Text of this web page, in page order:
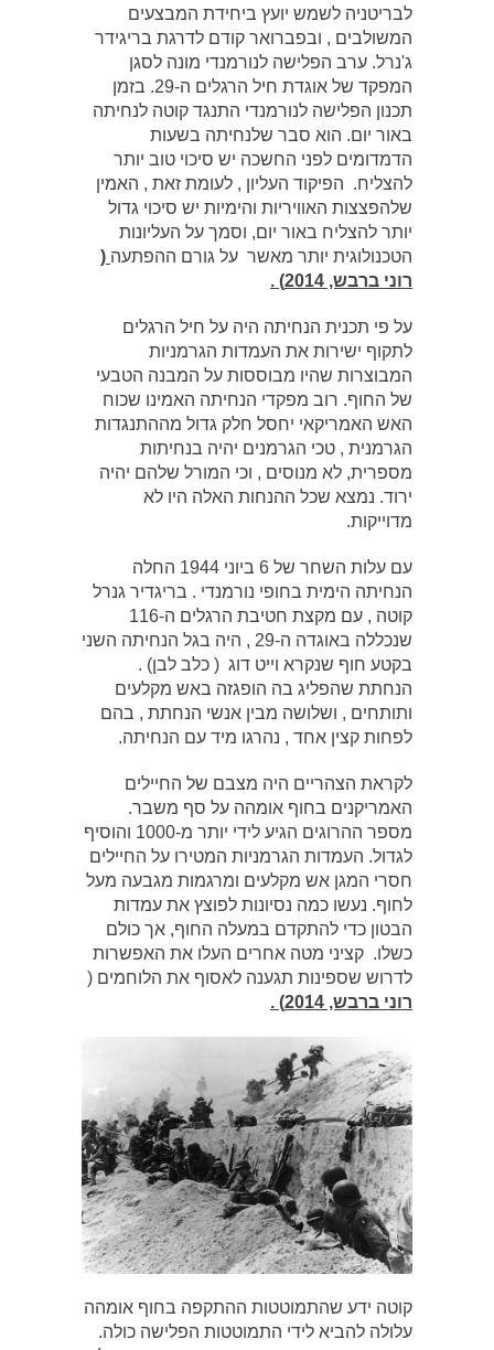
לבריטניה לשמש יועץ ביחידת המבצעים
המשולבים , ובפברואר קודם לדרגת בריגידר
ג'נרל. ערב הפלישה לנורמנדי מונה לסגן
המפקד של אוגדת חיל הרגלים ה-29. בזמן
תכנון הפלישה לנורמנדי התנגד קוטה לנחיתה
באור יום. הוא סבר שלנחיתה בשעות
הדמדומים לפני החשכה יש סיכוי טוב יותר
להצליח. הפיקוד העליון , לעומת זאת , האמין
שלהפצצות האוויריות והימיות יש סיכוי גדול
יותר להצליח באור יום, וסמך על העליונות
הטכנולוגית יותר מאשר על גורם ההפתעה (
רוני ברבש, 2014) .
על פי תכנית הנחיתה היה על חיל הרגלים
לתקוף ישירות את העמדות הגרמניות
המבוצרות שהיו מבוססות על המבנה הטבעי
של החוף. רוב מפקדי הנחיתה האמינו שכוח
האש האמריקאי יחסל חלק גדול מההתנגדות
הגרמנית , טכי הגרמנים יהיה בנחיתות
מספרית, לא מנוסים , וכי המורל שלהם יהיה
ירוד. נמצא שכל ההנחות האלה היו לא
מדוייקות.
עם עלות השחר של 6 ביוני 1944 החלה
הנחיתה הימית בחופי נורמנדי . בריגדיר גנרל
קוטה , עם מקצת חטיבת הרגלים ה-116
שנכללה באוגדה ה-29 , היה בגל הנחיתה השני
בקטע חוף שנקרא וייט דוג ( כלב לבן) .
הנחתת שהפליג בה הופגזה באש מקלעים
ותותחים , ושלושה מבין אנשי הנחתת , בהם
לפחות קצין אחד , נהרגו מיד עם הנחיתה.
לקראת הצהריים היה מצבם של החיילים
האמריקנים בחוף אומהה על סף משבר.
מספר ההרוגים הגיע לידי יותר מ-1000 והוסיף
לגדול. העמדות הגרמניות המטירו על החיילים
חסרי המגן אש מקלעים ומרגמות מגבעה מעל
לחוף. נעשו כמה נסיונות לפוצץ את עמדות
הבטון כדי להתקדם במעלה החוף, אך כולם
כשלו. קציני מטה אחרים העלו את האפשרות
לדרוש שספינות תגענה לאסוף את הלוחמים (
רוני ברבש, 2014) .
קוטה ידע שהתמוטטות ההתקפה בחוף אומהה
עלולה להביא לידי התמוטטות הפלישה כולה.